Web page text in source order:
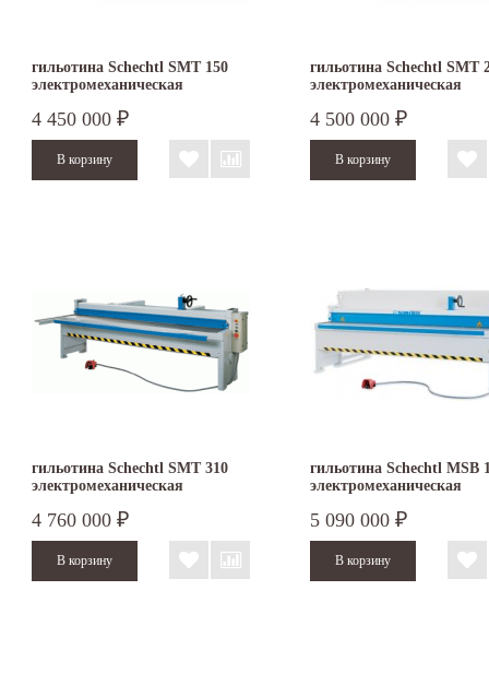
гильотина Schechtl SMT 150
электромеханическая
4 450 000 ₽
гильотина Schechtl SMT
электромеханическая
4 500 000 ₽
гильотина Schechtl SMT 310
электромеханическая
4 760 000 ₽
гильотина Schechtl MSB
электромеханическая
5 090 000 ₽